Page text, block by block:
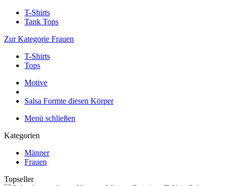
T-Shirts
Tank Tops
Zur Kategorie Frauen
T-Shirts
Tops
Motive
Salsa Formte diesen Körper
Menü schließen
Kategorien
Männer
Frauen
Topseller